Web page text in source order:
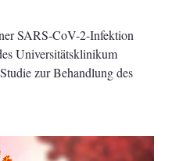
SARS-CoV-2-Infektion
Universitätsklinikum
zur Behandlung des